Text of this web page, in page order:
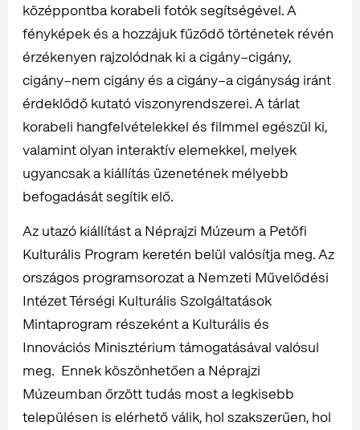
középpontba korabeli fotók segítségével. A
fényképek és a hozzájuk fűződő történetek révén
érzékenyen rajzolódnak ki a cigány–cigány,
cigány–nem cigány és a cigány–a cigányság iránt
érdeklődő kutató viszonyrendszerei. A tárlat
korabeli hangfelvételekkel és filmmel egészül ki,
valamint olyan interaktív elemekkel, melyek
ugyancsak a kiállítás üzenetének mélyebb
befogadását segítik elő.
Az utazó kiállítást a Néprajzi Múzeum a Petőfi
Kulturális Program keretén belül valósítja meg. Az
országos programsorozat a Nemzeti Művelődési
Intézet Térségi Kulturális Szolgáltatások
Mintaprogram részeként a Kulturális és
Innovációs Minisztérium támogatásával valósul
meg. Ennek köszönhetően a Néprajzi
Múzeumban őrzött tudás most a legkisebb
településen is elérhető válik, hol szakszerűen, hol